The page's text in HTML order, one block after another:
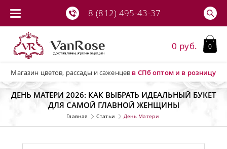
8 (812) 495-43-37
Магазин цветов, рассады и саженцев в СПбоптом и в розницу
0 руб. 0
ДЕНЬ МАТЕРИ 2026: КАК ВЫБРАТЬ ИДЕАЛЬНЫЙ БУКЕТ
ДЛЯ САМОЙ ГЛАВНОЙ ЖЕНЩИНЫ
Главная Статьи День Матери